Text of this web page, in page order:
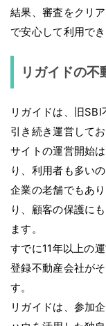
結果、審査をクリ
で安心して利用でき
リガイドの不
リガイドは、旧
引き続き運営して
サイトの運営開始
り、利用者も多い
企業の老舗でもあ
り、顧客の保護に
ます。
すでに11年以上の
登録不動産会社が
す。
リガイドは、参加